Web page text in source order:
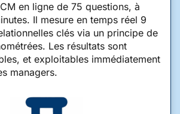
en ligne de 75 questions, à
Il mesure en temps réel 9
clés via un principe de
Les résultats sont
et exploitables immédiatement
managers.